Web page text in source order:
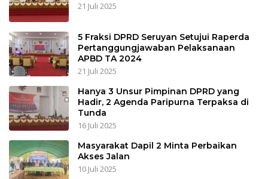
21 Juli 2025
5 Fraksi DPRD Seruyan Setujui Raperda
Pertanggungjawaban Pelaksanaan
APBD TA 2024
21 Juli 2025
Hanya 3 Unsur Pimpinan DPRD yang
Hadir, 2 Agenda Paripurna Terpaksa di
Tunda
16 Juli 2025
Masyarakat Dapil 2 Minta Perbaikan
Akses Jalan
10 Juli 2025